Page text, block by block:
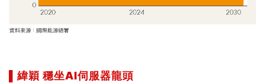
緯穎 穩坐AI伺服器龍頭